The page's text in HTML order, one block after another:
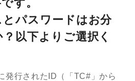
す。
パスワードはお分
以下よりご選択く
発行されたID（「TC#」から